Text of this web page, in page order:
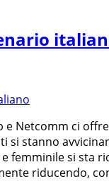
e Netcomm ci
si stanno
femminile si sta
riducendo,